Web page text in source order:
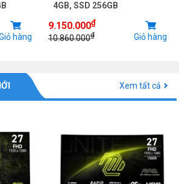
hàng
4GB, SSD 256GB
9.150.000₫
10.860.000₫ Giỏ hàng
Xem tất cả